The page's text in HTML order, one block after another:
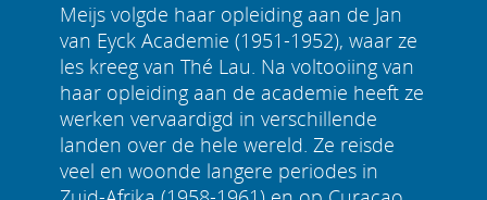
Meijs volgde haar opleiding aan de Jan
van Eyck Academie (1951-1952), waar ze
les kreeg van Thé Lau. Na voltooiing van
haar opleiding aan de academie heeft ze
werken vervaardigd in verschillende
landen over de hele wereld. Ze reisde
veel en woonde langere periodes in